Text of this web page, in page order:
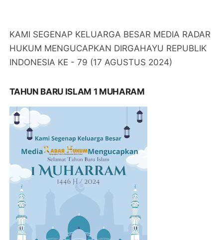
KAMI SEGENAP KELUARGA BESAR MEDIA RADAR
HUKUM MENGUCAPKAN DIRGAHAYU REPUBLIK
INDONESIA KE - 79 (17 AGUSTUS 2024)
TAHUN BARU ISLAM 1 MUHARAM